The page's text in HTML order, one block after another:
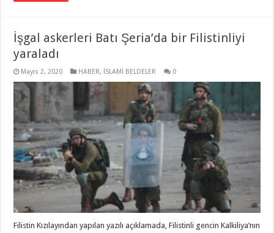
İşgal askerleri Batı Şeria’da bir Filistinliyi
yaraladı
Mayıs 2, 2020 HABER, İSLAMİ BELDELER 0
Filistin Kızılayından yapılan yazılı açıklamada, Filistinli gencin Kalkiliya’nın